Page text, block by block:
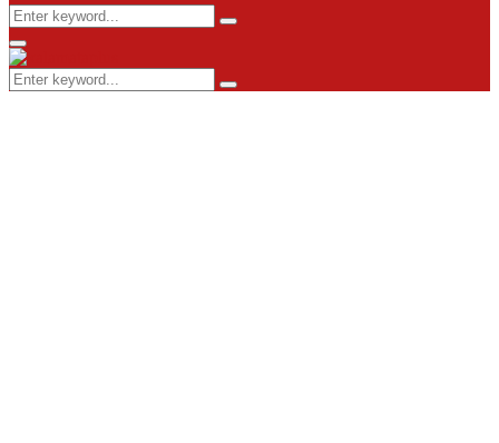
Search
for:
Search
Primary
Menu
Search
for:
Search